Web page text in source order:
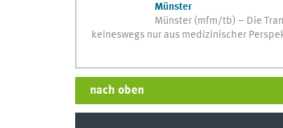
Münster
Münster (mfm/tb) – Die
keineswegs nur aus medizinischer
nach oben